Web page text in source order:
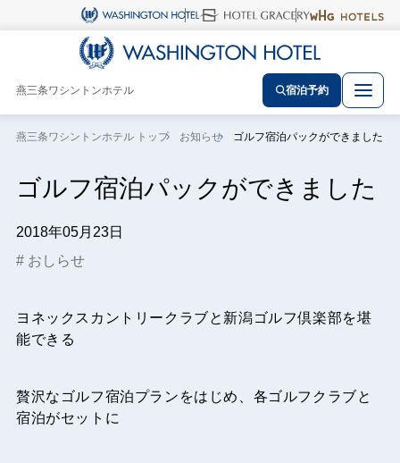
燕三条ワシントンホテル 宿泊予約
燕三条ワシントンホテル トップ お知らせ ゴルフ宿泊パックができました
ゴルフ宿泊パックができました
2018年05月23日
おしらせ
ヨネックスカントリークラブと新潟ゴルフ倶楽部を堪
能できる
贅沢なゴルフ宿泊プランをはじめ、各ゴルフクラブと
宿泊がセットに